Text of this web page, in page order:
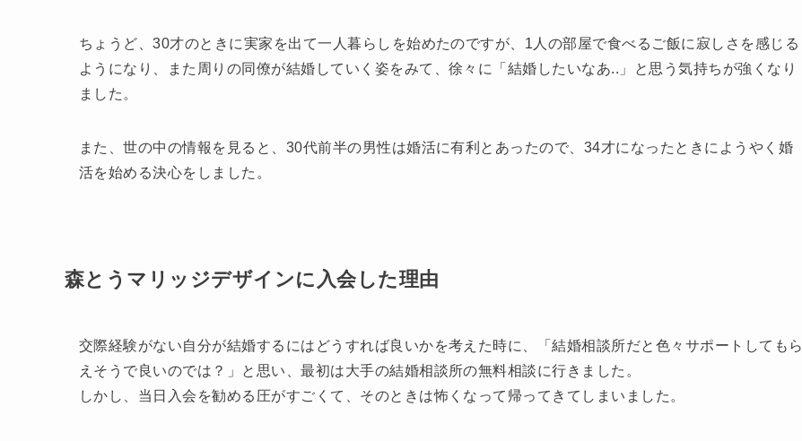
ちょうど、30才のときに実家を出て一人暮らしを始めたのですが、1人の部屋で食べるご飯に寂しさを感じる
ようになり、また周りの同僚が結婚していく姿をみて、徐々に「結婚したいなあ..」と思う気持ちが強くなり
ました。
また、世の中の情報を見ると、30代前半の男性は婚活に有利とあったので、34才になったときにようやく婚
活を始める決心をしました。
森とうマリッジデザインに入会した理由
交際経験がない自分が結婚するにはどうすれば良いかを考えた時に、「結婚相談所だと色々サポートしてもら
えそうで良いのでは？」と思い、最初は大手の結婚相談所の無料相談に行きました。
しかし、当日入会を勧める圧がすごくて、そのときは怖くなって帰ってきてしまいました。